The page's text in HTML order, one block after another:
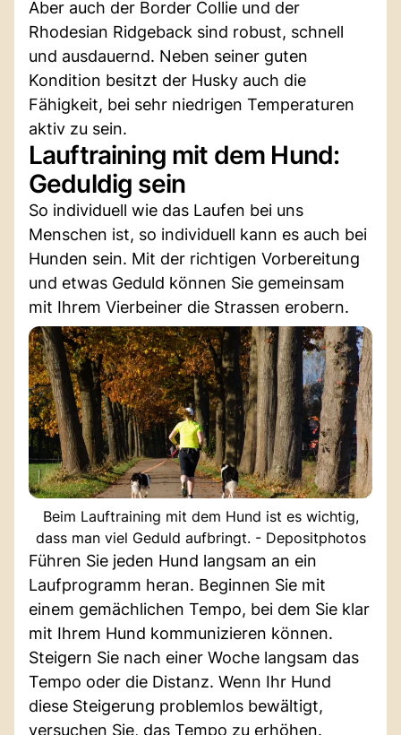
Aber auch der Border Collie und der
Rhodesian Ridgeback sind robust, schnell
und ausdauernd. Neben seiner guten
Kondition besitzt der Husky auch die
Fähigkeit, bei sehr niedrigen Temperaturen
aktiv zu sein.
Lauftraining mit dem Hund:
Geduldig sein
So individuell wie das Laufen bei uns
Menschen ist, so individuell kann es auch bei
Hunden sein. Mit der richtigen Vorbereitung
und etwas Geduld können Sie gemeinsam
mit Ihrem Vierbeiner die Strassen erobern.
Beim Lauftraining mit dem Hund ist es wichtig,
dass man viel Geduld aufbringt. - Depositphotos
Führen Sie jeden Hund langsam an ein
Laufprogramm heran. Beginnen Sie mit
einem gemächlichen Tempo, bei dem Sie klar
mit Ihrem Hund kommunizieren können.
Steigern Sie nach einer Woche langsam das
Tempo oder die Distanz. Wenn Ihr Hund
diese Steigerung problemlos bewältigt,
versuchen Sie, das Tempo zu erhöhen.